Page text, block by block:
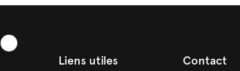
Liens utiles Contact